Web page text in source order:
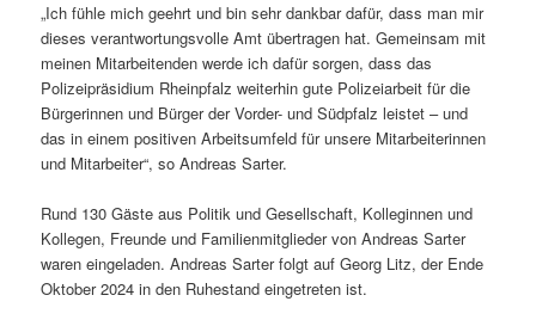
„Ich fühle mich geehrt und bin sehr dankbar dafür, dass man mir
dieses verantwortungsvolle Amt übertragen hat. Gemeinsam mit
meinen Mitarbeitenden werde ich dafür sorgen, dass das
Polizeipräsidium Rheinpfalz weiterhin gute Polizeiarbeit für die
Bürgerinnen und Bürger der Vorder- und Südpfalz leistet – und
das in einem positiven Arbeitsumfeld für unsere Mitarbeiterinnen
und Mitarbeiter“, so Andreas Sarter.
Rund 130 Gäste aus Politik und Gesellschaft, Kolleginnen und
Kollegen, Freunde und Familienmitglieder von Andreas Sarter
waren eingeladen. Andreas Sarter folgt auf Georg Litz, der Ende
Oktober 2024 in den Ruhestand eingetreten ist.